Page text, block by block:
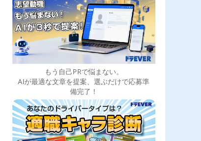
もう自己PRで悩まない。
AIが最適な文章を提案、選ぶだけで応募準
備完了！